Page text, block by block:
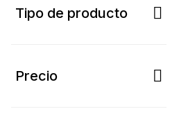
Tipo de producto
Precio